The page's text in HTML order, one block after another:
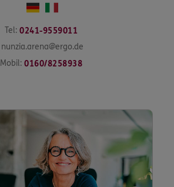
Tel: 0241-9559011
nunzia.arena@ergo.de
Mobil: 0160/8258938